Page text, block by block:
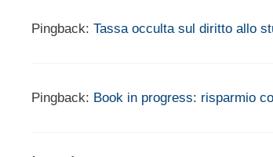
Pingback: Tassa occulta sul diritto allo
Pingback: Book in progress: risparmio